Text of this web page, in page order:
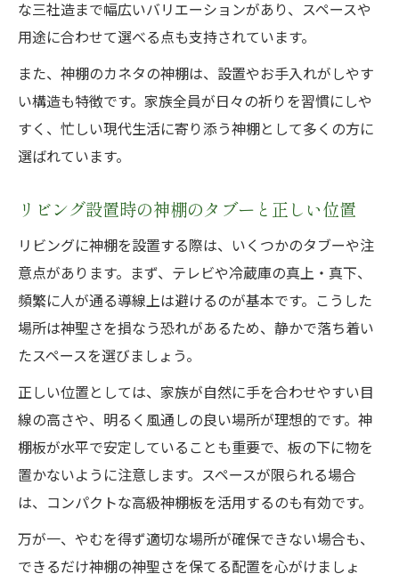
な三社造まで幅広いバリエーションがあり、スペースや
用途に合わせて選べる点も支持されています。
また、神棚のカネタの神棚は、設置やお手入れがしやす
い構造も特徴です。家族全員が日々の祈りを習慣にしや
すく、忙しい現代生活に寄り添う神棚として多くの方に
選ばれています。
リビング設置時の神棚のタブーと正しい位置
リビングに神棚を設置する際は、いくつかのタブーや注
意点があります。まず、テレビや冷蔵庫の真上・真下、
頻繁に人が通る導線上は避けるのが基本です。こうした
場所は神聖さを損なう恐れがあるため、静かで落ち着い
たスペースを選びましょう。
正しい位置としては、家族が自然に手を合わせやすい目
線の高さや、明るく風通しの良い場所が理想的です。神
棚板が水平で安定していることも重要で、板の下に物を
置かないように注意します。スペースが限られる場合
は、コンパクトな高級神棚板を活用するのも有効です。
万が一、やむを得ず適切な場所が確保できない場合も、
できるだけ神棚の神聖さを保てる配置を心がけましょ